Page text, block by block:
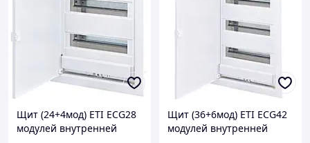
Щит (24+4мод) ETI ECG28
модулей внутренней
Щит (36+6мод) ETI ECG42
модулей внутренней